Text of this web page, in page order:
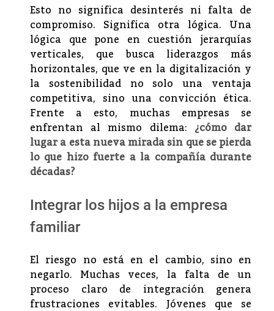
Esto no significa desinterés ni falta de
compromiso. Significa otra lógica. Una
lógica que pone en cuestión jerarquías
verticales, que busca liderazgos más
horizontales, que ve en la digitalización y
la sostenibilidad no solo una ventaja
competitiva, sino una convicción ética.
Frente a esto, muchas empresas se
enfrentan al mismo dilema: ¿cómo dar
lugar a esta nueva mirada sin que se pierda
lo que hizo fuerte a la compañía durante
décadas?
Integrar los hijos a la empresa
familiar
El riesgo no está en el cambio, sino en
negarlo. Muchas veces, la falta de un
proceso claro de integración genera
frustraciones evitables. Jóvenes que se